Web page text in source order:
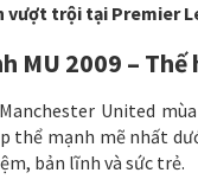
vượt trội tại Premier
MU 2009 –
United
thể mạnh mẽ nhất
bản lĩnh và sức trẻ.